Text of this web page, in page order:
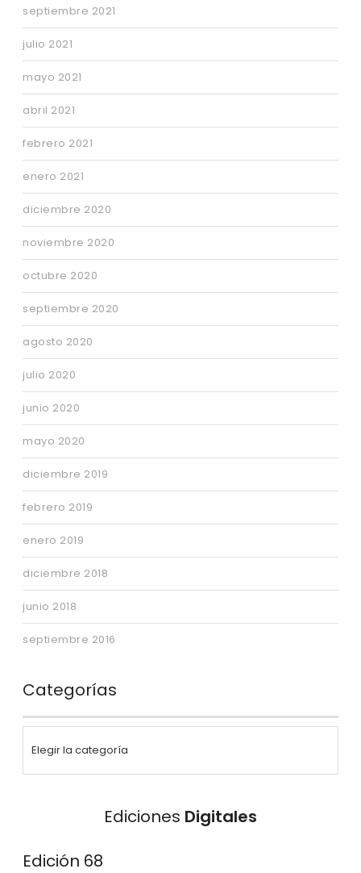
septiembre 2021
julio 2021
mayo 2021
abril 2021
febrero 2021
enero 2021
diciembre 2020
noviembre 2020
octubre 2020
septiembre 2020
agosto 2020
julio 2020
junio 2020
mayo 2020
diciembre 2019
febrero 2019
enero 2019
diciembre 2018
junio 2018
septiembre 2016
Categorías
Ediciones Digitales
Edición 68